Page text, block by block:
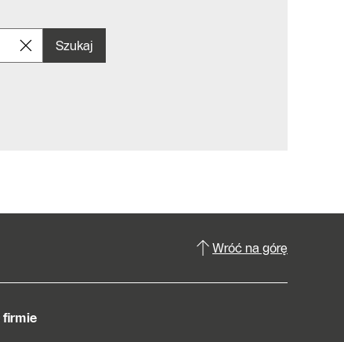
Szukaj
Wróć na górę
firmie